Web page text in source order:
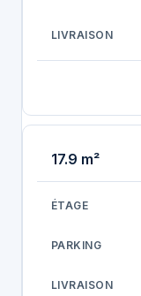
17.9 m²